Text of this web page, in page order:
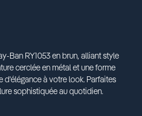
Ban RY1053 en brun, alliant style
cerclée en métal et une forme
d'élégance à votre look. Parfaites
sophistiquée au quotidien.